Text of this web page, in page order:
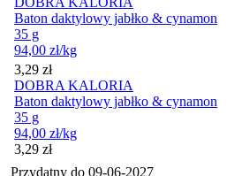
Baton daktylowy jabłko & cynamon
35 g
94,00 zł/kg
Cena
3,29 zł
DOBRA KALORIA
Baton daktylowy jabłko & cynamon
35 g
94,00 zł/kg
Cena
3,29 zł
Przydatny do 09-06-2027